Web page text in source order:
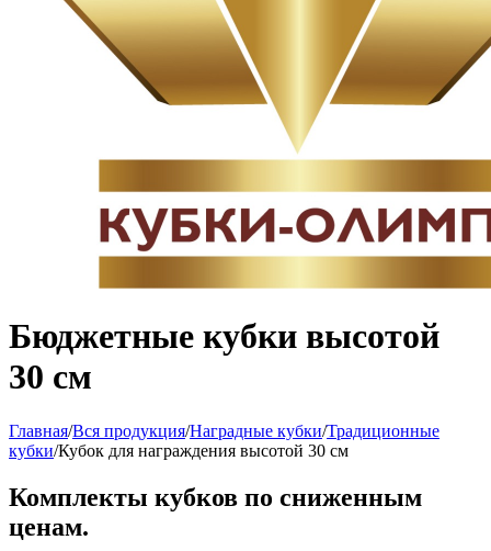
Бюджетные кубки высотой
30 см
Главная/Вся продукция/Наградные кубки/Традиционные
кубки/Кубок для награждения высотой 30 см
Комплекты кубков по сниженным
ценам.